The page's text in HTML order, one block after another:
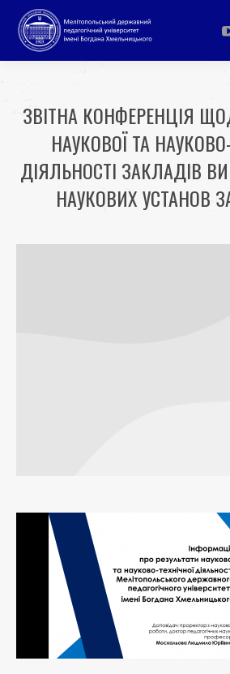
ЗВІТНА КОНФЕРЕНЦІЯ
НАУКОВОЇ ТА
ДІЯЛЬНОСТІ ЗАКЛАДІВ
НАУКОВИХ УСТАНОВ